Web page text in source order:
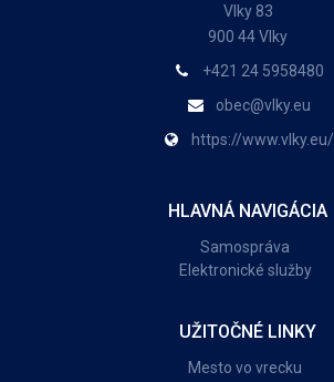
Vlky 83
900 44 Vlky
+421 24 5958480
obec@vlky.eu
https://www.vlky.eu/
HLAVNÁ NAVIGÁCIA
Samospráva
Elektronické služby
UŽITOČNÉ LINKY
Mesto vo vrecku